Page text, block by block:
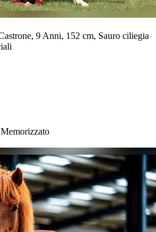
9 Anni, 152 cm, Sauro ciliegia
Memorizzato